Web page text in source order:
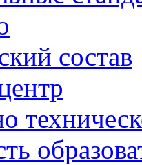
состав